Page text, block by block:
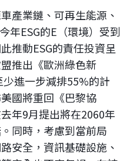
產業鏈、可再生能源、
年ESG的E（環境）受到
推動ESG的責任投資呈
推出《歐洲綠色新
進一步減排55%的計
國將重回《巴黎協
年9月提出將在2060年
同時，考慮到當前局
安全，資訊基礎設施、